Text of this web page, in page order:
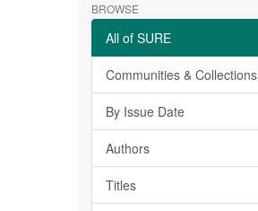
BROWSE
All of SURE
Communities & Collections
By Issue Date
Authors
Titles